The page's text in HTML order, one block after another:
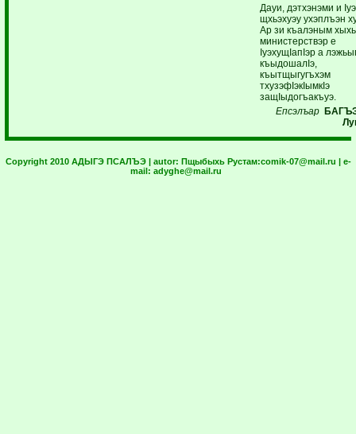
Дауи, дэтхэнэми и
щхьэхуэу ухэплъэн
Ар зи къалэным
министерствэр е
IуэхущIапIэр а
къыдошалIэ,
къытщыгугъхэм
тхузэфIэкIымкIэ
защIыдогъакъуэ.
Епсэлъар
Copyright 2010 АДЫГЭ ПСАЛЪЭ | autor: Пщыбыхь Рустам:comik-07@mail.ru | e-
mail: adyghe@mail.ru